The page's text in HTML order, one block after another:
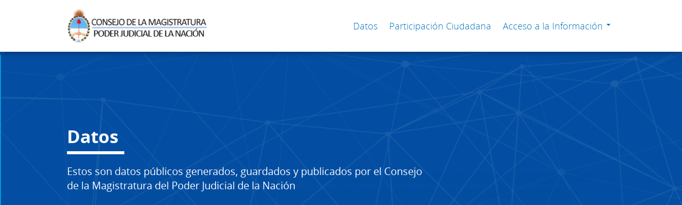
Datos Participación Ciudadana Acceso a la Información
Datos
Estos son datos públicos generados, guardados y publicados por el Consejo
de la Magistratura del Poder Judicial de la Nación